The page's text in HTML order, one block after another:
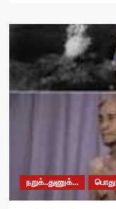
நறுக்..துணுக்... பொது